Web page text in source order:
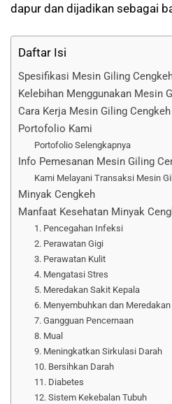
dapur dan dijadikan sebagai
Daftar Isi
Spesifikasi Mesin Giling
Kelebihan Menggunakan Mesin
Cara Kerja Mesin Giling Cengkeh
Portofolio Kami
Portofolio Selengkapnya
Info Pemesanan Mesin Giling
Kami Melayani Transaksi Mesin
Minyak Cengkeh
Manfaat Kesehatan Minyak
1. Pencegahan Infeksi
2. Perawatan Gigi
3. Perawatan Kulit
4. Mengatasi Stres
5. Meredakan Sakit Kepala
6. Menyembuhkan dan
7. Gangguan Pencernaan
8. Mual
9. Meningkatkan Sirkulasi Darah
10. Bersihkan Darah
11. Diabetes
12. Sistem Kekebalan Tubuh